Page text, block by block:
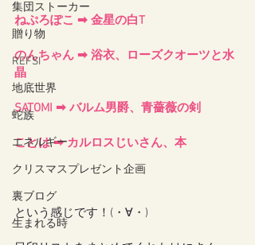
集団ストーカー
贈り物
REFSI
地底世界
蛇族
エネルギー
クリスマスプレゼント企画
裏ブログ
生まれる時
ねぷろぽこ ➡ 金星の白T
のんちゃん ➡ 浴衣、ローズクオーツと水
晶
SATOMI ➡ バルム男爵、青薔薇の剣
ことは ➡ カルロスじいさん、本
という感じです！(・∀・)